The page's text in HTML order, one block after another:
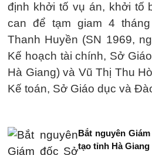
định khởi tố vụ án, khởi tố
can để tạm giam 4
Thanh Huyền (SN 1969,
Kế hoạch tài chính, Sở
Hà Giang) và Vũ Thị Thu
Kế toán, Sở Giáo dục và
Bắt nguyên
tạo tỉnh Hà Giang